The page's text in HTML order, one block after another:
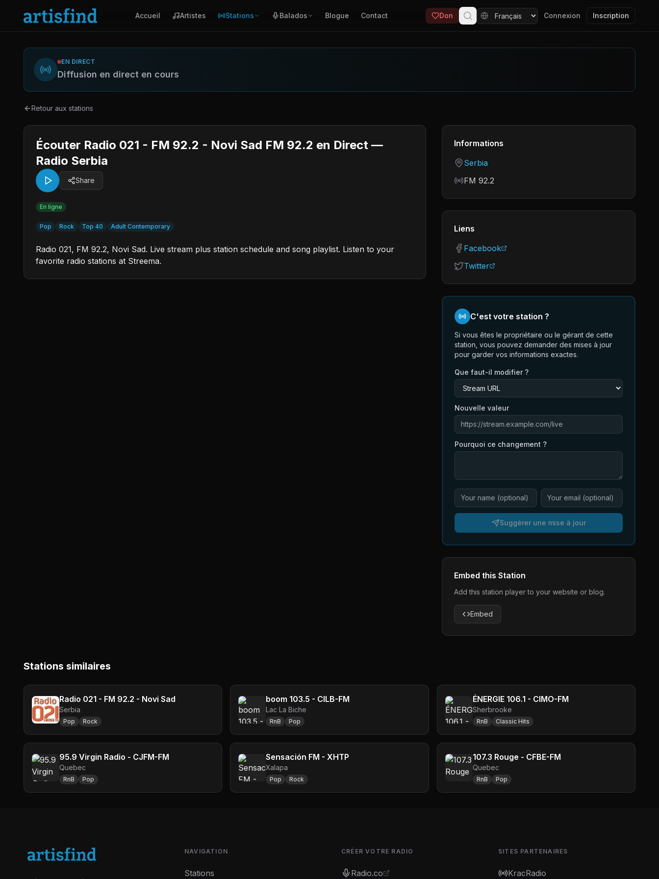
Accueil Artistes Stations Balados Blogue Contact Don Connexion Inscription
EN DIRECT
Diffusion en direct en cours
Retour aux stations
Écouter Radio 021 - FM 92.2 - Novi Sad FM 92.2 en Direct —
Radio Serbia
Share
En ligne
Pop Rock Top 40 Adult Contemporary
Radio 021, FM 92.2, Novi Sad. Live stream plus station schedule and song playlist. Listen to your
favorite radio stations at Streema.
Informations
Country
Serbia
Frequency
FM 92.2
Liens
Facebook
Twitter
C'est votre station ?
Si vous êtes le propriétaire ou le gérant de cette
station, vous pouvez demander des mises à jour
pour garder vos informations exactes.
Que faut-il modifier ?
Nouvelle valeur
Pourquoi ce changement ?
Suggérer une mise à jour
Embed this Station
Add this station player to your website or blog.
Embed
Stations similaires
Radio 021 - FM 92.2 - Novi Sad
Serbia
Pop Rock
boom 103.5 - CILB-FM
Lac La Biche
RnB Pop
ÉNERGIE 106.1 - CIMO-FM
Sherbrooke
RnB Classic Hits
95.9 Virgin Radio - CJFM-FM
Quebec
RnB Pop
Sensación FM - XHTP
Xalapa
Pop Rock
107.3 Rouge - CFBE-FM
Quebec
RnB Pop
NAVIGATION
Stations
CRÉER VOTRE RADIO
Radio.co
SITES PARTENAIRES
KracRadio